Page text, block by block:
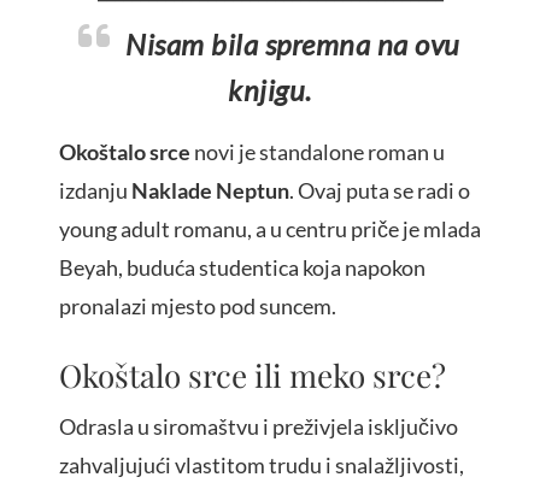
Nisam bila spremna na ovu
knjigu.
Okoštalo srce novi je standalone roman u
izdanju Naklade Neptun. Ovaj puta se radi o
young adult romanu, a u centru priče je mlada
Beyah, buduća studentica koja napokon
pronalazi mjesto pod suncem.
Okoštalo srce ili meko srce?
Odrasla u siromaštvu i preživjela isključivo
zahvaljujući vlastitom trudu i snalažljivosti,